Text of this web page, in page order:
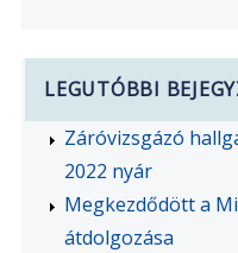
LEGUTÓBBI
Záróvizsgázó
2022 nyár
Megkezdődött a
átdolgozása